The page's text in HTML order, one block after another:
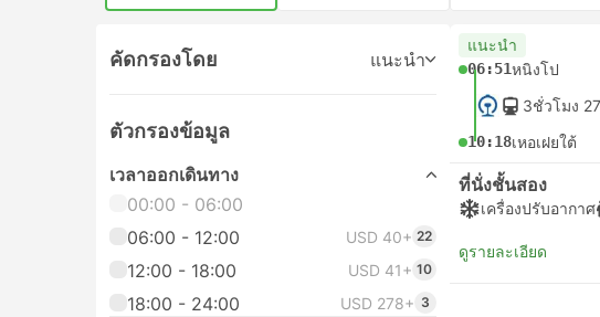
คัดกรองโดย แนะนำ
ตัวกรองข้อมูล
เวลาออกเดินทาง
00:00 - 06:00
06:00 - 12:00
USD 40+ 22
12:00 - 18:00 USD 41+ 10
18:00 - 24:00 USD 278+ 3
แนะนำ
06:51หนิงโป
3ชั่วโมง
10:18เหอเฝยใต้
ที่นั่งชั้นสอง
เครื่องปรับอากาศ
ดูรายละเอียด